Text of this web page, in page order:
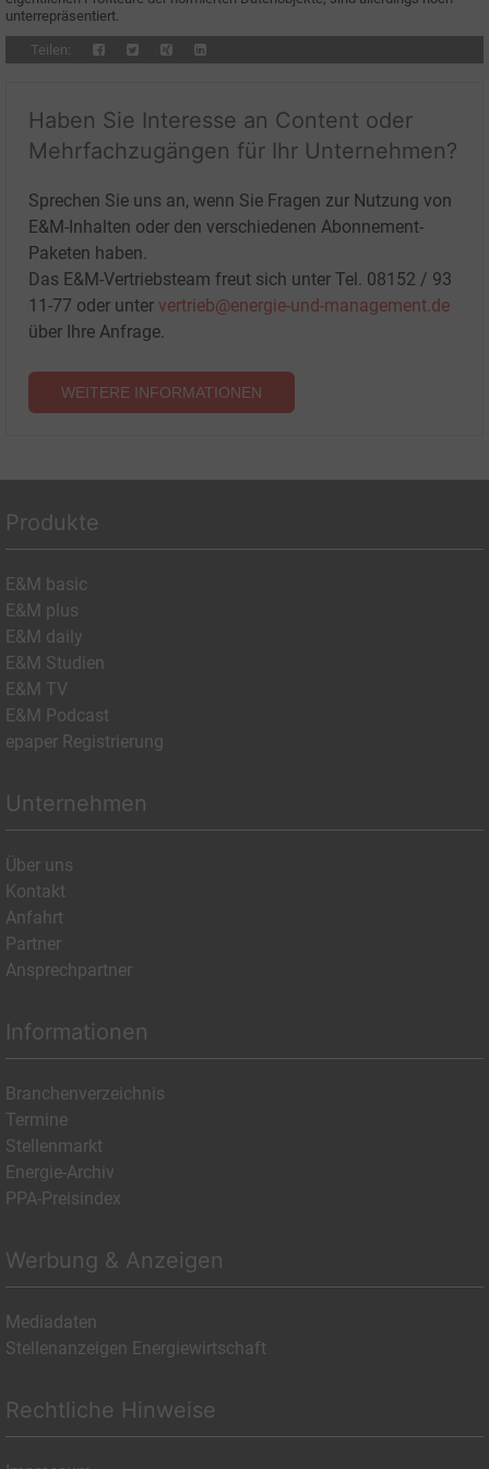
unterrepräsentiert.
Teilen:
Haben Sie Interesse an Content oder
Mehrfachzugängen für Ihr Unternehmen?
Sprechen Sie uns an, wenn Sie Fragen zur Nutzung von
E&M-Inhalten oder den verschiedenen Abonnement-
Paketen haben.
Das E&M-Vertriebsteam freut sich unter Tel. 08152 / 93
11-77 oder unter vertrieb@energie-und-management.de
über Ihre Anfrage.
WEITERE INFORMATIONEN
Produkte
E&M basic
E&M plus
E&M daily
E&M Studien
E&M TV
E&M Podcast
epaper Registrierung
Unternehmen
Über uns
Kontakt
Anfahrt
Partner
Ansprechpartner
Informationen
Branchenverzeichnis
Termine
Stellenmarkt
Energie-Archiv
PPA-Preisindex
Werbung & Anzeigen
Mediadaten
Stellenanzeigen Energiewirtschaft
Rechtliche Hinweise